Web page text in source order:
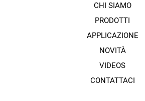
CHI SIAMO
PRODOTTI
APPLICAZIONE
NOVITÀ
VIDEOS
CONTATTACI